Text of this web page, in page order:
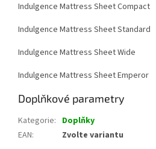
Indulgence Mattress Sheet Compact
Indulgence Mattress Sheet Standard
Indulgence Mattress Sheet Wide
Indulgence Mattress Sheet Emperor
Doplňkové parametry
Kategorie: Doplňky
EAN: Zvolte variantu